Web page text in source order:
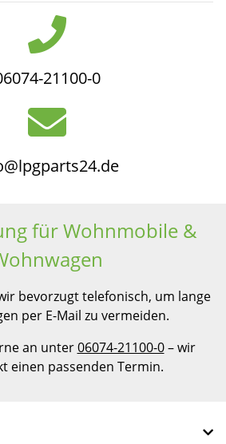
21100-0
für Wohnmobile &
bevorzugt telefonisch, um lange
per E-Mail zu vermeiden.
an unter06074-21100-0– wir
einen passenden Termin.